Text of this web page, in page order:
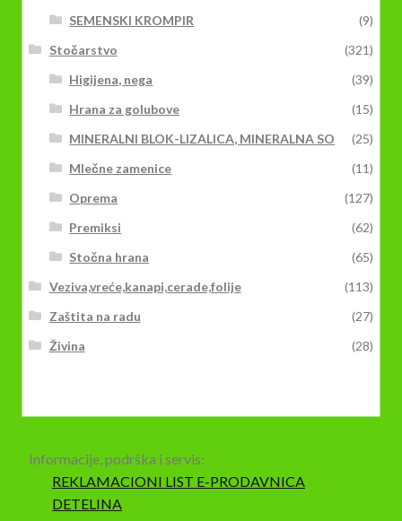
SEMENSKI KROMPIR
(9)
Stočarstvo
(321)
Higijena, nega
(39)
Hrana za golubove
(15)
MINERALNI BLOK-LIZALICA, MINERALNA SO
(25)
Mlečne zamenice
(11)
Oprema
(127)
Premiksi
(62)
Stočna hrana
(65)
Veziva,vreće,kanapi,cerade,folije
(113)
Zaštita na radu
(27)
Živina
(28)
Informacije, podrška i servis:
REKLAMACIONI LIST E-PRODAVNICA
DETELINA